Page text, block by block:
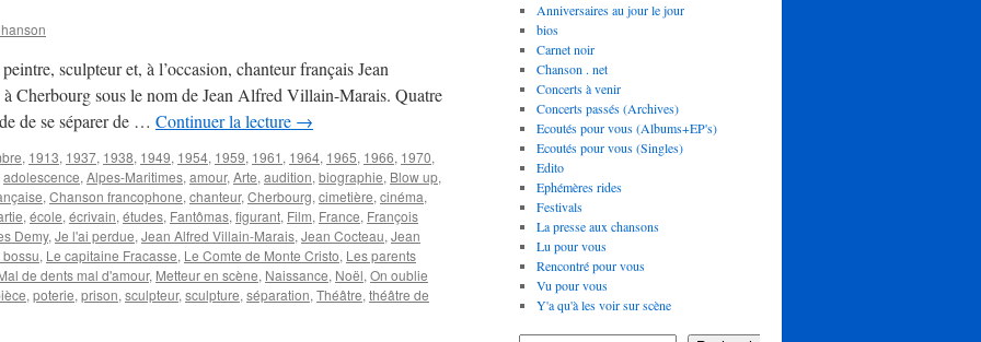
sculpteur et, à l’occasion, chanteur français Jean
Cherbourg sous le nom de Jean Alfred Villain-Marais. Quatre
de se séparer de … Continuer la lecture →
, 1913, 1937, 1938, 1949, 1954, 1959, 1961 , 1964, 1965, 1966, 1970,
adolescence, Alpes-Maritimes, amour, Arte, audition, biographie, Blow up,
, Chanson francophone, chanteur, Cherbourg, cimetière, cinéma,
, école, écrivain, études, Fantômas, figurant, Film, France, François
Demy, Je l'ai perdue, Jean Alfred Villain-Marais, Jean Cocteau, Jean
bossu, Le capitaine Fracasse, Le Comte de Monte Cristo, Les parents
de dents mal d'amour, Metteur en scène, Naissance, Noël, On oublie
, poterie, prison, sculpteur, sculpture, séparation, Théâtre, théâtre de
Anniversaires au jour le jour
bios
Carnet noir
Chanson . net
Concerts à venir
Concerts passés (Archives)
Ecoutés pour vous (Albums+EP's)
Ecoutés pour vous (Singles)
Edito
Ephémères rides
Festivals
La presse aux chansons
Lu pour vous
Rencontré pour vous
Vu pour vous
Y'a qu'à les voir sur scène